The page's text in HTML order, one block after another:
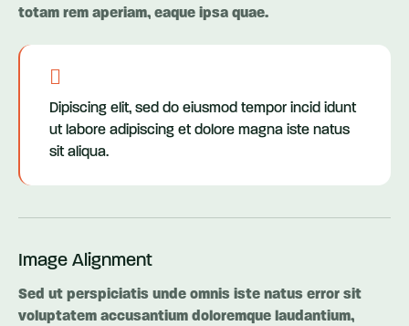
totam rem aperiam, eaque ipsa quae.
Dipiscing elit, sed do eiusmod tempor incid idunt
ut labore adipiscing et dolore magna iste natus
sit aliqua.
Image Alignment
Sed ut perspiciatis unde omnis iste natus error sit
voluptatem accusantium doloremque laudantium,